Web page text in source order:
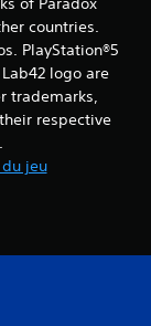
countries.
PlayStation®5
logo are
trademarks,
respective
jeu